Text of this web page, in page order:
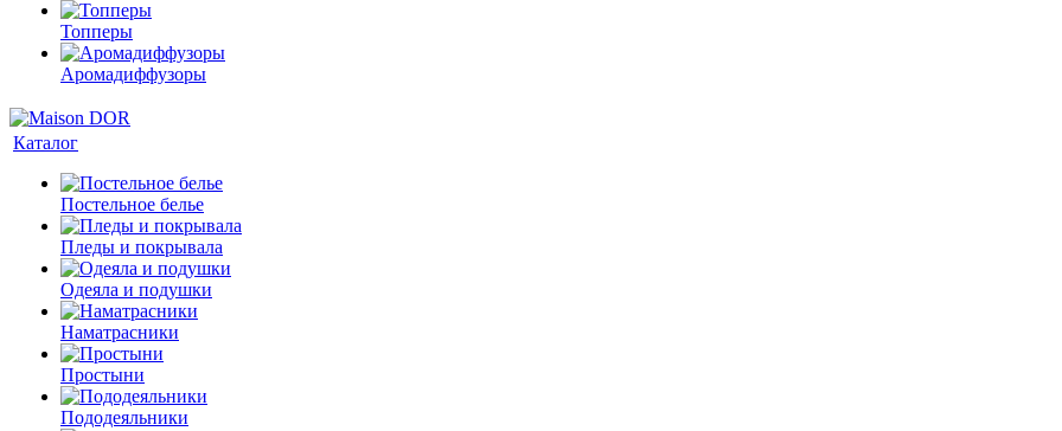
Топперы
Аромадиффузоры
Каталог
Постельное белье
Пледы и покрывала
Одеяла и подушки
Наматрасники
Простыни
Пододеяльники